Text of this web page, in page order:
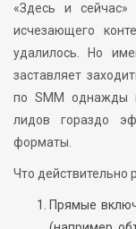
«Здесь и
исчезающего
удалилось. Но
заставляет
по SMM однажды
лидов гораздо
форматы.
Что действительно
Прямые